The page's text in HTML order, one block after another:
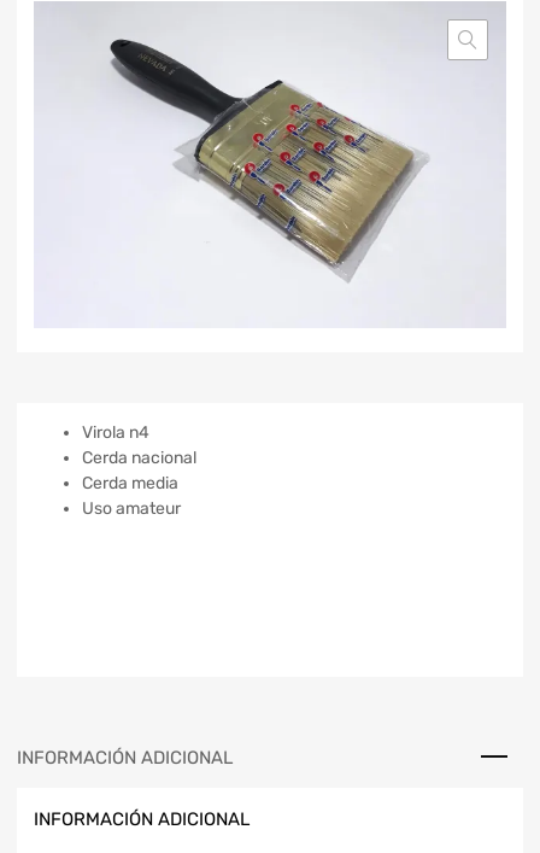
Virola n4
Cerda nacional
Cerda media
Uso amateur
INFORMACIÓN ADICIONAL
INFORMACIÓN ADICIONAL